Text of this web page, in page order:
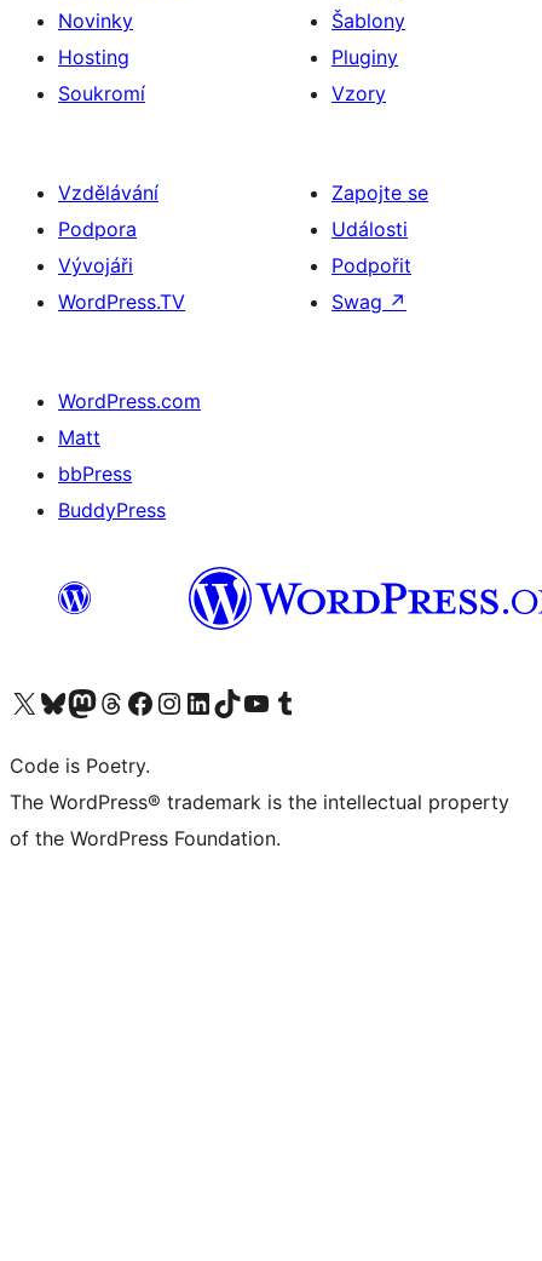
Novinky
Hosting
Soukromí
Šablony
Pluginy
Vzory
Vzdělávání
Podpora
Vývojáři
WordPress.TV
Zapojte se
Události
Podpořit
Swag ↗
WordPress.com
Matt
bbPress
BuddyPress
Navštivte náš účet na X (dříve Twitter)
Navštivte náš Bluesky účetNavštivte náš účet Mastodon
Navštivte náš Threads účetNavštivte naši stránku na Facebooku
Navštivte náš Instagram účetNavštivte náš LinkedIn účetNavštivte náš TikTok účetNavštivte náš YouTube kanálNavštivte náš Tumblr účet
Code is Poetry.
The WordPress® trademark is the intellectual property
of the WordPress Foundation.